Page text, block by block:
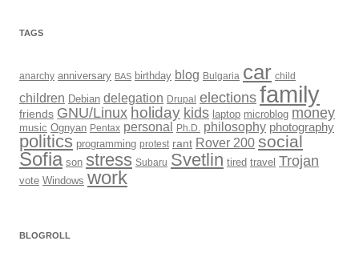
TAGS
anarchy anniversary BAS birthday blog Bulgaria car child
children Debian delegation Drupal elections family
friends GNU/Linux holiday kids laptop microblog money
music Ognyan Pentax personal Ph.D. philosophy photography
politics programming protest rant Rover 200 social
Sofia son stress Subaru Svetlin tired travel Trojan
vote Windows work
BLOGROLL